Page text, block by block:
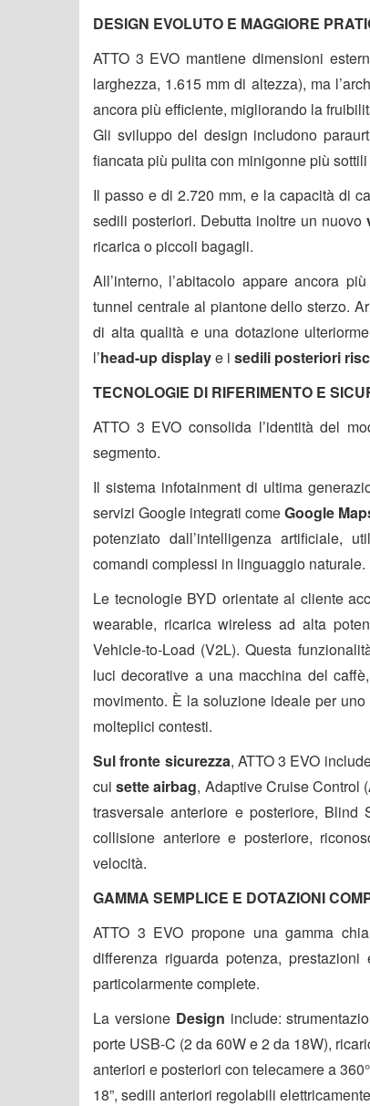
DESIGN EVOLUTO E MAGGIORE
ATTO 3 EVO mantiene dimensioni
larghezza, 1.615 mm di altezza), ma
ancora più efficiente, migliorando la
Gli sviluppo del design includono
fiancata più pulita con minigonne più
Il passo e di 2.720 mm, e la capacità di
sedili posteriori. Debutta inoltre un nuovo
ricarica o piccoli bagagli.
All’interno, l’abitacolo appare ancora
tunnel centrale al piantone dello sterzo.
di alta qualità e una dotazione
l’head-up displaye i sedili posteriori
TECNOLOGIE DI RIFERIMENTO E
ATTO 3 EVO consolida l’identità del
segmento.
Il sistema infotainment di ultima
servizi Google integrati comeGoogle
potenziato dall’intelligenza artificiale,
comandi complessi in linguaggio naturale.
Le tecnologie BYD orientate al cliente
wearable, ricarica wireless ad alta
Vehicle-to-Load (V2L). Questa
luci decorative a una macchina del
movimento. È la soluzione ideale per
molteplici contesti.
Sul fronte sicurezza, ATTO 3 EVO
cuisette airbag, Adaptive Cruise Control
trasversale anteriore e posteriore,
collisione anteriore e posteriore,
velocità.
GAMMA SEMPLICE E DOTAZIONI
ATTO 3 EVO propone una gamma
differenza riguarda potenza,
particolarmente complete.
La versione Design include:
porte USB-C (2 da 60W e 2 da 18W),
anteriori e posteriori con telecamere a
18”, sedili anteriori regolabili